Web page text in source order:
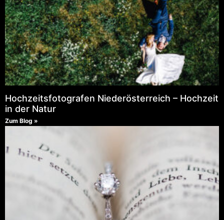
Hochzeitsfotografen Niederösterreich – Hochzeit
in der Natur
Zum Blog »